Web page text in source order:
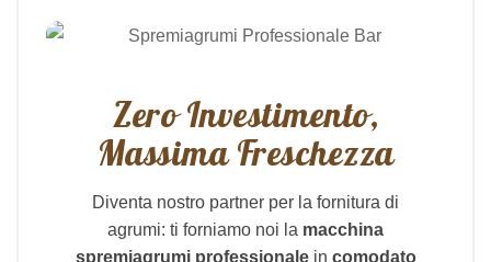
Zero Investimento,
Massima Freschezza
Diventa nostro partner per la fornitura di
agrumi: ti forniamo noi la macchina
spremiagrumi professionalein comodato